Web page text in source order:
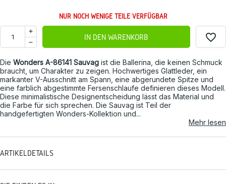
NUR NOCH WENIGE TEILE VERFÜGBAR
IN DEN WARENKORB favorite_border
Die Wonders A-86141 Sauvag ist die Ballerina, die keinen Schmuck
braucht, um Charakter zu zeigen. Hochwertiges Glattleder, ein
markanter V-Ausschnitt am Spann, eine abgerundete Spitze und
eine farblich abgestimmte Fersenschlaufe definieren dieses Modell.
Diese minimalistische Designentscheidung lässt das Material und
die Farbe für sich sprechen. Die Sauvag ist Teil der
handgefertigten Wonders-Kollektion und...
Mehr lesen
ARTIKELDETAILS